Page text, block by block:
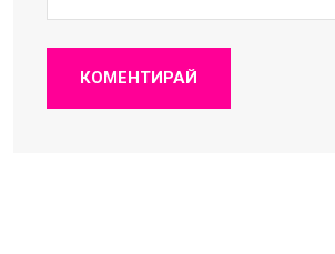
КОМЕНТИРАЙ